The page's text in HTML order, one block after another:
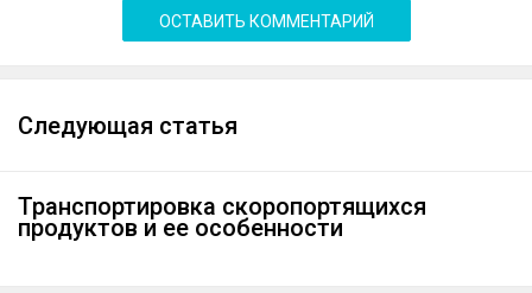
ОСТАВИТЬ КОММЕНТАРИЙ
Следующая статья
Транспортировка скоропортящихся
продуктов и ее особенности